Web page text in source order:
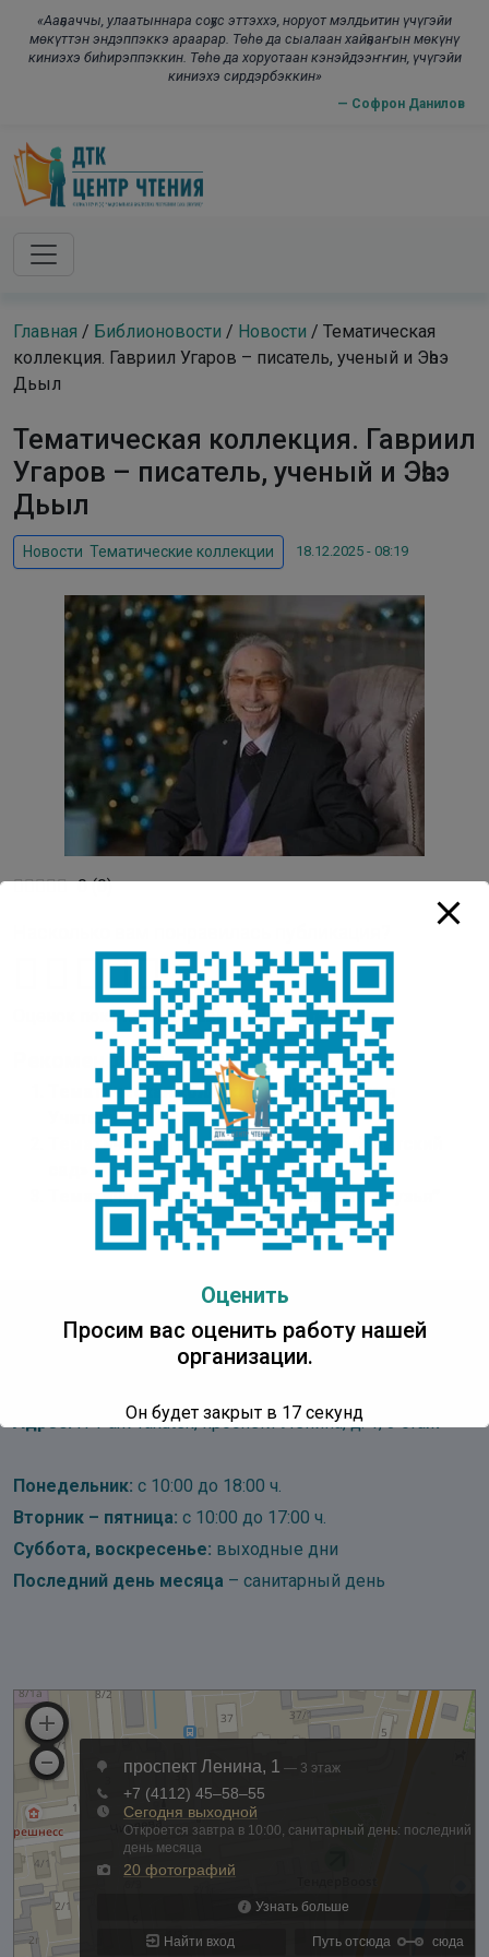
«Ааҕааччы, улаатыннара соҕус эттэххэ, норуот мэлдьитин үчүгэйи
мөкүттэн эндэппэккэ араарар. Төһө да сыалаан хайҕааҥын мөкүнү
киниэхэ биһирэппэккин. Төһө да хоруотаан кэнэйдээҥҥин, үчүгэйи
киниэхэ сирдэрбэккин»
— Софрон Данилов
Skip to main content
Главная / Библионовости / Новости / Тематическая
коллекция. Гавриил Угаров – писатель, ученый и Эһээ
Дьыл
Тематическая коллекция. Гавриил
Угаров – писатель, ученый и Эһээ
Дьыл
Новости Тематические коллекции 18.12.2025 - 08:19
0 (0)
Оценок пока нет. Поставьте оценку первым.
Рекомендуем:
Тематическая коллекция “Высокое имя
Учитель”
Тематическая коллекция «Любимый детский
Тематическая коллекция “Пернатые друзья”
Детская Точка Кипения
Адрес:IT Park Yakutsk, проспект Ленина, д. 1, 3 этаж
Понедельник: с 10:00 до 18:00 ч.
Вторник – пятница: с 10:00 до 17:00 ч.
Суббота, воскресенье: выходные дни
Последний день месяца – санитарный день
Оценить
Просим вас оценить работу нашей
организации.
Он будет закрыт в 16 секунд